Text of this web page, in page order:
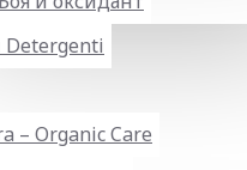
– Organic Care